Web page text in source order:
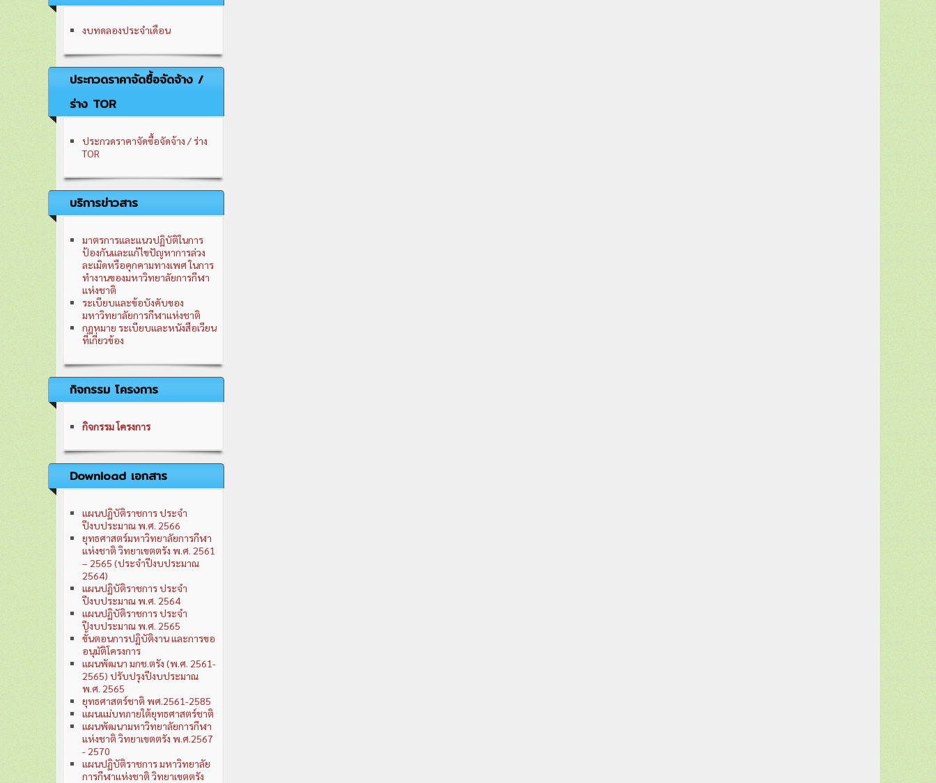
งบทดลองประจำเดือน
ประกวดราคาจัดซื้อจัดจ้าง /
ร่าง TOR
ประกวดราคาจัดซื้อจัดจ้าง / ร่าง
TOR
บริการข่าวสาร
มาตรการและแนวปฏิบัติในการ
ป้องกันและแก้ไขปัญหาการล่วง
ละเมิดหรือคุกคามทางเพศ ในการ
ทำงานของมหาวิทยาลัยการกีฬา
แห่งชาติ
ระเบียบและข้อบังคับของ
มหาวิทยาลัยการกีฬาแห่งชาติ
กฎหมาย ระเบียบและหนังสือเวียน
ที่เกี่ยวข้อง
กิจกรรม โครงการ
กิจกรรม โครงการ
Download เอกสาร
แผนปฏิบัติราชการ ประจำ
ปีงบประมาณ พ.ศ. 2566
ยุทธศาสตร์มหาวิทยาลัยการกีฬา
แห่งชาติ วิทยาเขตตรัง พ.ศ. 2561
– 2565 (ประจำปีงบประมาณ
2564)
แผนปฏิบัติราชการ ประจำ
ปีงบประมาณ พ.ศ. 2564
แผนปฏิบัติราชการ ประจำ
ปีงบประมาณ พ.ศ. 2565
ขั้นตอนการปฏิบัติงาน และการขอ
อนุมัติโครงการ
แผนพัฒนา มกช.ตรัง (พ.ศ. 2561-
2565) ปรับปรุงปีงบประมาณ
พ.ศ. 2565
ยุทธศาสตร์ชาติ พศ.2561-2585
แผนแม่บทภายใต้ยุทธศาสตร์ชาติ
แผนพัฒนามหาวิทยาลัยการกีฬา
แห่งชาติ วิทยาเขตตรัง พ.ศ.2567
- 2570
แผนปฏิบัติราชการ มหาวิทยาลัย
การกีฬาแห่งชาติ วิทยาเขตตรัง